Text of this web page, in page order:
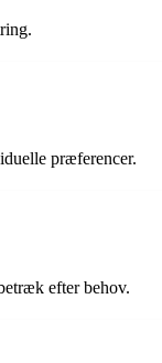
præferencer.
efter behov.